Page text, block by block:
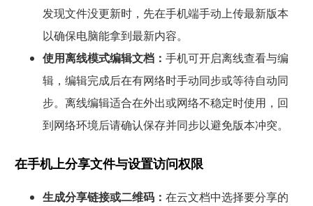
发现文件没更新时，先在手机端手动上传最新版本
以确保电脑能拿到最新内容。
使用离线模式编辑文档： 手机可开启离线查看与编
辑，编辑完成后在有网络时手动同步或等待自动同
步。离线编辑适合在外出或网络不稳定时使用，回
到网络环境后请确认保存并同步以避免版本冲突。
在手机上分享文件与设置访问权限
生成分享链接或二维码： 在云文档中选择要分享的